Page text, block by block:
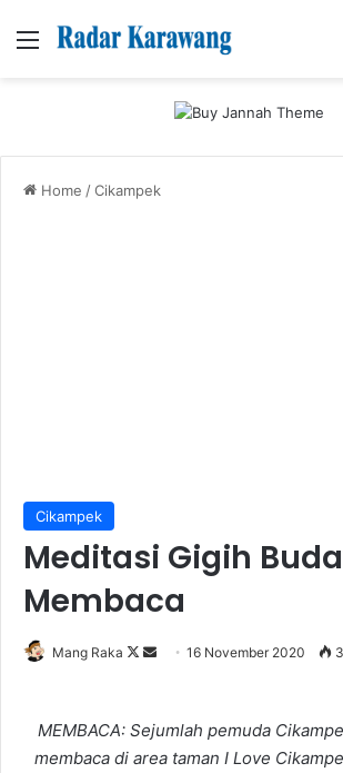
Menu
Home /Cikampek
Cikampek
Meditasi Gigih
Membaca
Mang Raka
Follow
Send16 November 2020
MEMBACA: Sejumlah pemuda
membaca di area taman I Love